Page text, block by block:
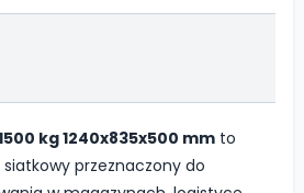
kg 1240x835x500 mm to
przeznaczony do